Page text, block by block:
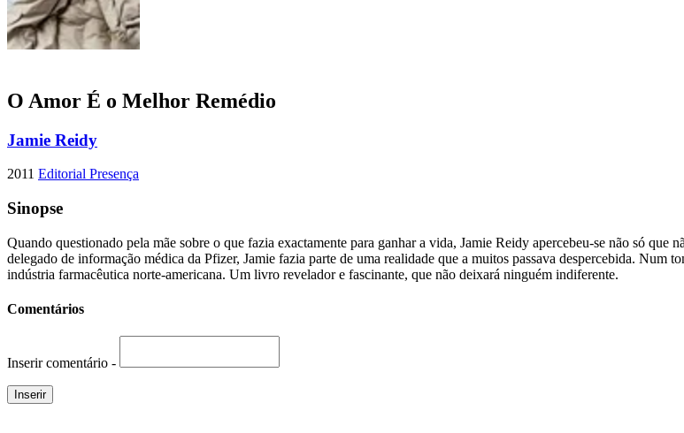
O Amor É o Melhor Remédio
Jamie Reidy
2011 Editorial Presença
Sinopse
Quando questionado pela mãe sobre o que fazia exactamente para ganhar a vida, Jamie Reidy apercebeu-se não só
delegado de informação médica da Pfizer, Jamie fazia parte de uma realidade que a muitos passava despercebida. Num
indústria farmacêutica norte-americana. Um livro revelador e fascinante, que não deixará ninguém indiferente.
Comentários
Inserir comentário -